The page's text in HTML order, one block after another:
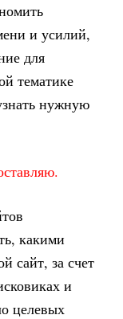
и усилий,
для
тематике
нужную
какими
сайт, за счет
и
целевых